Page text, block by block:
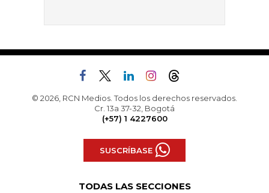
© 2026, RCN Medios. Todos los derechos reservados.
Cr. 13a 37-32, Bogotá
(+57) 1 4227600
SUSCRÍBASE
TODAS LAS SECCIONES